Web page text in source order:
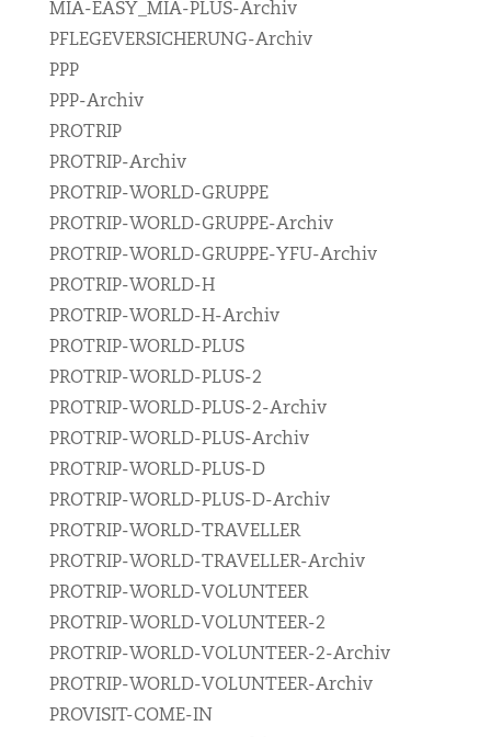
MIA-EASY_MIA-PLUS-Archiv
PFLEGEVERSICHERUNG-Archiv
PPP
PPP-Archiv
PROTRIP
PROTRIP-Archiv
PROTRIP-WORLD-GRUPPE
PROTRIP-WORLD-GRUPPE-Archiv
PROTRIP-WORLD-GRUPPE-YFU-Archiv
PROTRIP-WORLD-H
PROTRIP-WORLD-H-Archiv
PROTRIP-WORLD-PLUS
PROTRIP-WORLD-PLUS-2
PROTRIP-WORLD-PLUS-2-Archiv
PROTRIP-WORLD-PLUS-Archiv
PROTRIP-WORLD-PLUS-D
PROTRIP-WORLD-PLUS-D-Archiv
PROTRIP-WORLD-TRAVELLER
PROTRIP-WORLD-TRAVELLER-Archiv
PROTRIP-WORLD-VOLUNTEER
PROTRIP-WORLD-VOLUNTEER-2
PROTRIP-WORLD-VOLUNTEER-2-Archiv
PROTRIP-WORLD-VOLUNTEER-Archiv
PROVISIT-COME-IN